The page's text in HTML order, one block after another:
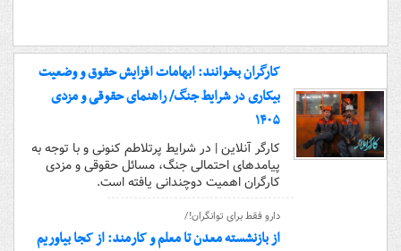
کارگران بخوانند: ابهامات افزایش حقوق و وضعیت
بیکاری در شرایط جنگ/ راهنمای حقوقی و مزدی
۱۴۰۵
کارگر آنلاین | در شرایط پرتلاطم کنونی و با توجه به
پیامدهای احتمالی جنگ، مسائل حقوقی و مزدی
کارگران اهمیت دوچندانی یافته است.
دارو فقط برای توانگران!/
از بازنشسته معدن تا معلم و کارمند: از کجا بیاوریم